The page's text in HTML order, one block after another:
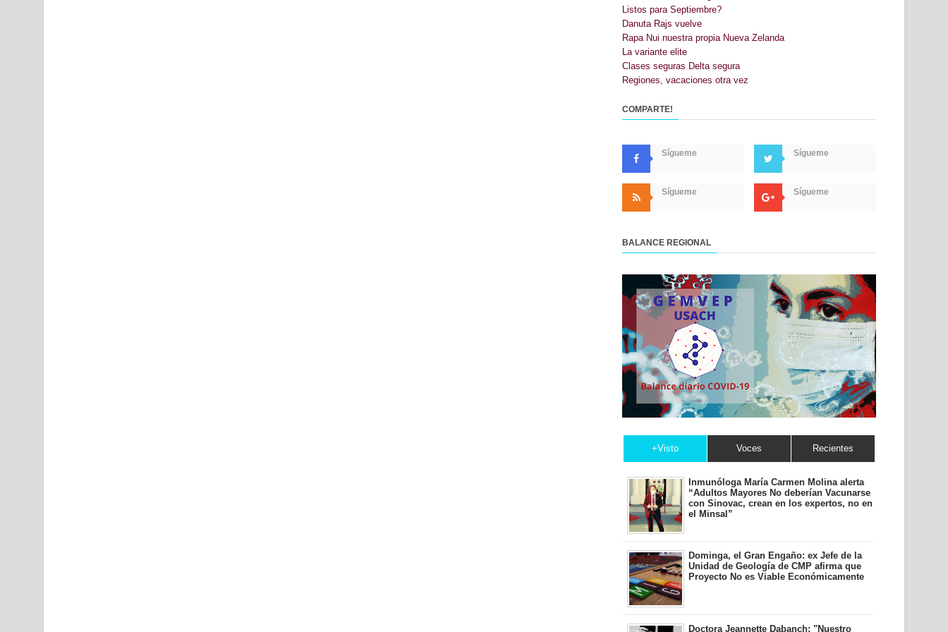
Listos para Septiembre?
Danuta Rajs vuelve
Rapa Nui nuestra propia Nueva Zelanda
La variante elite
Clases seguras Delta segura
Regiones, vacaciones otra vez
COMPARTE!
Sígueme Sígueme
Sígueme Sígueme
BALANCE REGIONAL
+Visto Voces Recientes
Inmunóloga María Carmen Molina alerta
“Adultos Mayores No deberían Vacunarse
con Sinovac, crean en los expertos, no en
el Minsal”
Dominga, el Gran Engaño: ex Jefe de la
Unidad de Geología de CMP afirma que
Proyecto No es Viable Económicamente
Doctora Jeannette Dabanch: "Nuestro